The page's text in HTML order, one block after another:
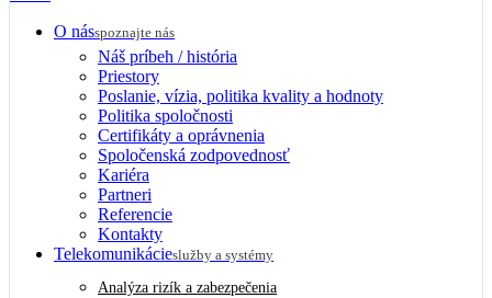
O násspoznajte nás
Náš príbeh / história
Priestory
Poslanie, vízia, politika kvality a hodnoty
Politika spoločnosti
Certifikáty a oprávnenia
Spoločenská zodpovednosť
Kariéra
Partneri
Referencie
Kontakty
Telekomunikácieslužby a systémy
Analýza rizík a zabezpečenia